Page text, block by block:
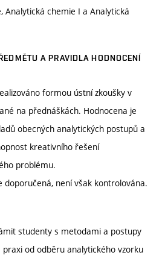
Analytická chemie I a Analytická
A PRAVIDLA HODNOCENÍ
formou ústní zkoušky v
na přednáškách. Hodnocena je
obecných analytických postupů a
kreativního řešení
problému.
doporučená, není však kontrolována.
studenty s metodami a postupy
od odběru analytického vzorku